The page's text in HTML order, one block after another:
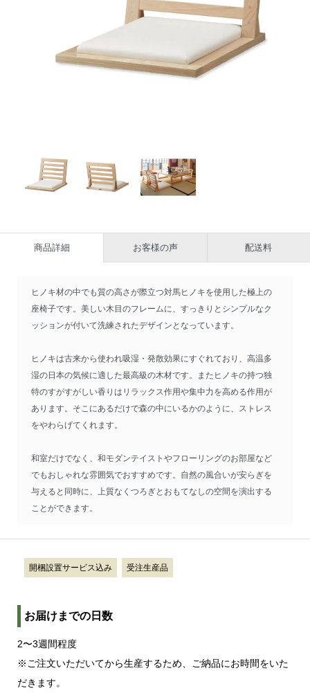
商品詳細 お客様の声 配送料
ヒノキ材の中でも質の高さが際立つ対馬ヒノキを使用した極上の
座椅子です。美しい木目のフレームに、すっきりとシンプルなク
ッションが付いて洗練されたデザインとなっています。
ヒノキは古来から使われ吸湿・発散効果にすぐれており、高温多
湿の日本の気候に適した最高級の木材です。またヒノキの持つ独
特のすがすがしい香りはリラックス作用や集中力を高める作用が
あります。そこにあるだけで森の中にいるかのように、ストレス
をやわらげてくれます。
和室だけでなく、和モダンテイストやフローリングのお部屋など
でもおしゃれな雰囲気でおすすめです。自然の風合いが安らぎを
与えると同時に、上質なくつろぎとおもてなしの空間を演出する
ことができます。
開梱設置サービス込み 受注生産品
お届けまでの日数
2〜3週間程度
※ご注文いただいてから生産するため、ご納品にお時間をいた
だきます。